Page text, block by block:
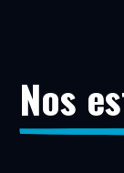
Nos